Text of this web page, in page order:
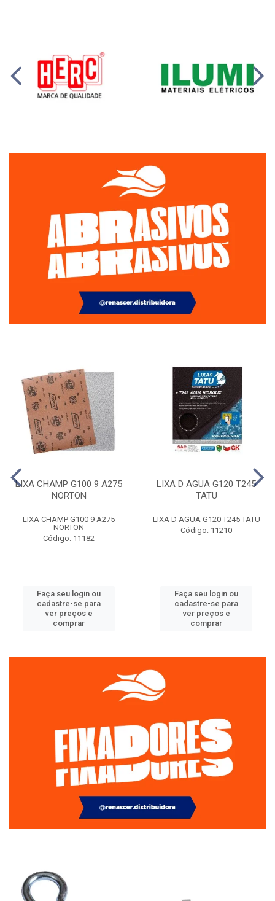
LIXA CHAMP G100 9 A275
NORTON
LIXA CHAMP G100 9 A275
NORTON
Código: 11182
Faça seu login ou
cadastre-se para
ver preços e
comprar
LIXA D AGUA G120 T245
TATU
LIXA D AGUA G120 T245 TATU
Código: 11210
Faça seu login ou
cadastre-se para
ver preços e
comprar